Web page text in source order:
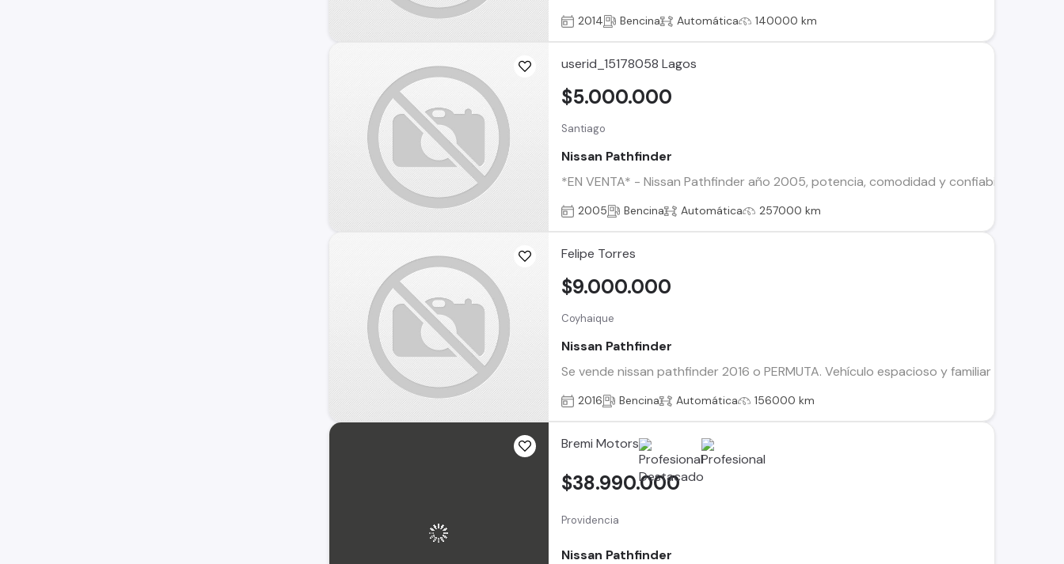
2014 Bencina Automática 140000 km
userid_15178058 Lagos
Santiago
Nissan Pathfinder
*EN VENTA* - Nissan Pathfinder año 2005, potencia, comodidad y confiabilidad.
$5.000.000
2005 Bencina Automática 257000 km
Felipe Torres
Coyhaique
Nissan Pathfinder
Se vende nissan pathfinder 2016 o PERMUTA. Vehículo espacioso y familiar Motor
$9.000.000
2016 Bencina Automática 156000 km
Bremi Motors
Providencia
Nissan Pathfinder
$38.990.000